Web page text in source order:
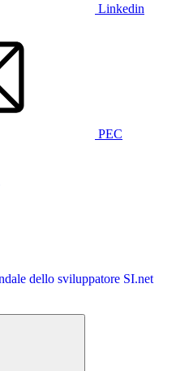
Linkedin
PEC
SI.net